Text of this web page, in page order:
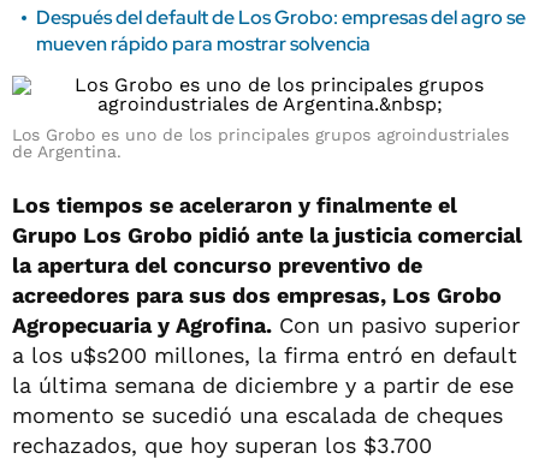
Después del default de Los Grobo: empresas del agro se
mueven rápido para mostrar solvencia
Los Grobo es uno de los principales grupos agroindustriales
de Argentina.
Los tiempos se aceleraron y finalmente el
Grupo Los Grobo pidió ante la justicia comercial
la apertura del concurso preventivo de
acreedores para sus dos empresas, Los Grobo
Agropecuaria y Agrofina. Con un pasivo superior
a los u$s200 millones, la firma entró en default
la última semana de diciembre y a partir de ese
momento se sucedió una escalada de cheques
rechazados, que hoy superan los $3.700